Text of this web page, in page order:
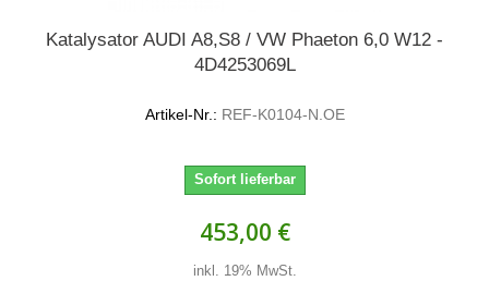
Katalysator AUDI A8,S8 / VW Phaeton 6,0 W12 -
4D4253069L
Artikel-Nr.: REF-K0104-N.OE
Sofort lieferbar
453,00 €
inkl. 19% MwSt.